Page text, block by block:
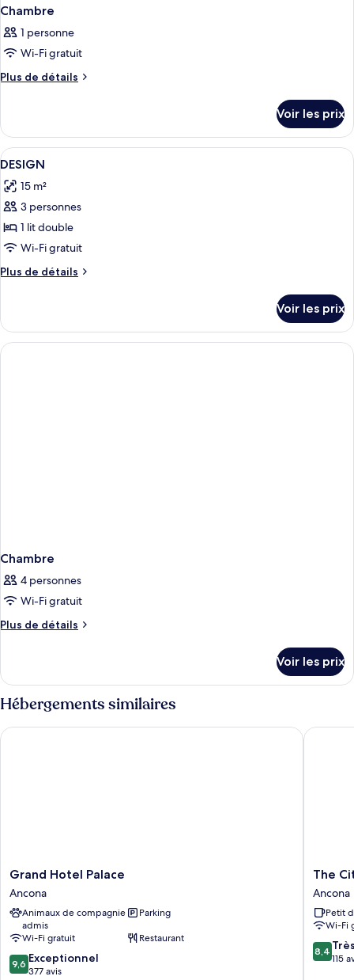
Chambre
1 personne
Wi-Fi gratuit
Plus de détails
Plus
le
type
de
Chambre
Voir les prix
Afficher
toutes
les
photos
pour
ce
type
de
DESIGN
1 chambre, literie de qualité
1
DESIGN
15 m²
3 personnes
1 lit double
Wi-Fi gratuit
Plus de détails
Plus
le
type
de
Voir les prix
Chambre
4 personnes
Wi-Fi gratuit
Plus de détails
Plus
le
type
de
Chambre
Voir les prix
Hébergements similaires
Grand
Hotel
Palace
Ancona
Grand Hotel Palace
Ancona
Animaux de compagnie
admis
Parking
Wi-Fi gratuit
Restaurant
9.6
sur
9,6 Exceptionnel
377 avis
Grand Hotel Palace
The
City
Hotel
Ancona
Ancona
The
Ancona
Petit
Wi-Fi
8.4
sur
8,4
115
The